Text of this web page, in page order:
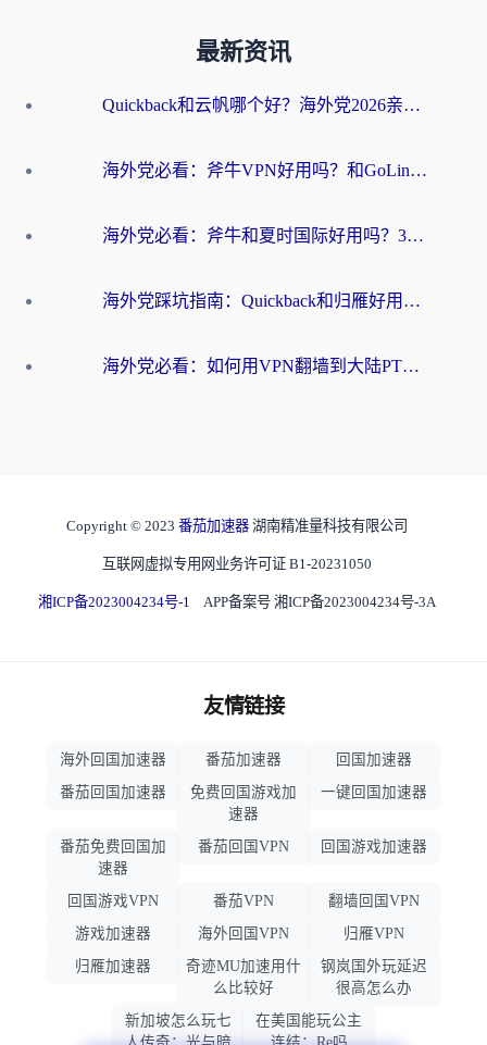
最新资讯
Quickback和云帆哪个好？海外党2026亲测指南：选对加速器大陆工具，无缝刷国内剧玩国服
海外党必看：斧牛VPN好用吗？和GoLinkVPN对比哪个回国效果更好？
海外党必看：斧牛和夏时国际好用吗？3步选对回国加速器，无缝刷国内资源
海外党踩坑指南：Quickback和归雁好用吗？选对加速器才能无缝刷国内资源
海外党必看：如何用VPN翻墙到大陆PTT？一篇解决你所有回国加速痛点
Copyright © 2023 番茄加速器 湖南精准量科技有限公司
互联网虚拟专用网业务许可证 B1-20231050
湘ICP备2023004234号-1 APP备案号 湘ICP备2023004234号-3A
友情链接
海外回国加速器 番茄加速器
回国加速器
番茄回国加速器
免费回国游戏加
速器
一键回国加速器
番茄免费回国加
速器
番茄回国VPN 回国游戏加速器
回国游戏VPN 番茄VPN
翻墙回国VPN
游戏加速器
海外回国VPN
归雁VPN
归雁加速器
奇迹MU加速用什
么比较好
钢岚国外玩延迟
很高怎么办
新加坡怎么玩七
在美国能玩公主